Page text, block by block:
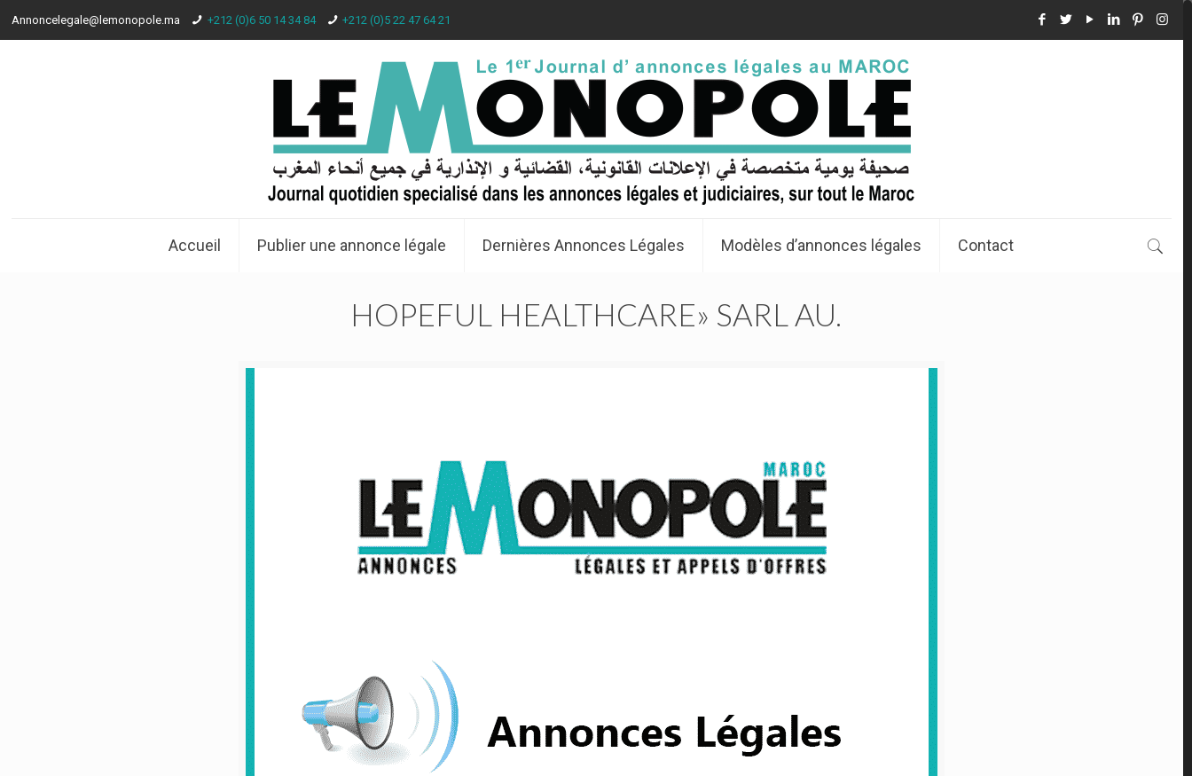
Annoncelegale@lemonopole.ma +212 (0)6 50 14 34 84 +212 (0)5 22 47 64 21
Accueil Publier une annonce légale Dernières Annonces Légales Modèles d’annonces légales Contact
HOPEFUL HEALTHCARE» SARL AU.